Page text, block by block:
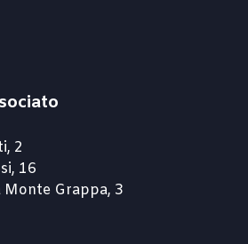
2
16
Monte Grappa, 3